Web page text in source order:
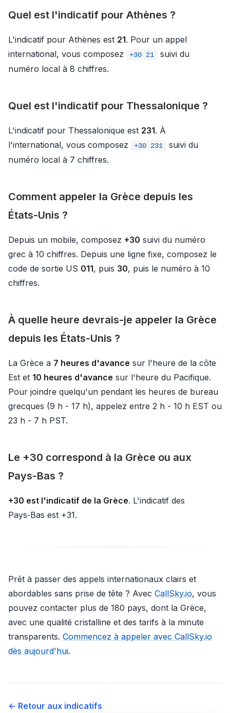
Quel est l'indicatif pour Athènes ?
L'indicatif pour Athènes est 21. Pour un appel
international, vous composez
+30 21
suivi du
numéro local à 8 chiffres.
Quel est l'indicatif pour Thessalonique ?
L'indicatif pour Thessalonique est 231. À
l'international, vous composez
+30 231
suivi du
numéro local à 7 chiffres.
Comment appeler la Grèce depuis les
États‑Unis ?
Depuis un mobile, composez +30 suivi du numéro
grec à 10 chiffres. Depuis une ligne fixe, composez le
code de sortie US 011, puis 30, puis le numéro à 10
chiffres.
À quelle heure devrais-je appeler la Grèce
depuis les États‑Unis ?
La Grèce a 7 heures d'avance sur l'heure de la côte
Est et 10 heures d'avance sur l'heure du Pacifique.
Pour joindre quelqu'un pendant les heures de bureau
grecques (9 h - 17 h), appelez entre 2 h - 10 h EST ou
23 h - 7 h PST.
Le +30 correspond à la Grèce ou aux
Pays‑Bas ?
+30 est l'indicatif de la Grèce. L'indicatif des
Pays‑Bas est +31.
Prêt à passer des appels internationaux clairs et
abordables sans prise de tête ? Avec CallSky.io, vous
pouvez contacter plus de 180 pays, dont la Grèce,
avec une qualité cristalline et des tarifs à la minute
transparents. Commencez à appeler avec CallSky.io
dès aujourd'hui.
← Retour aux indicatifs